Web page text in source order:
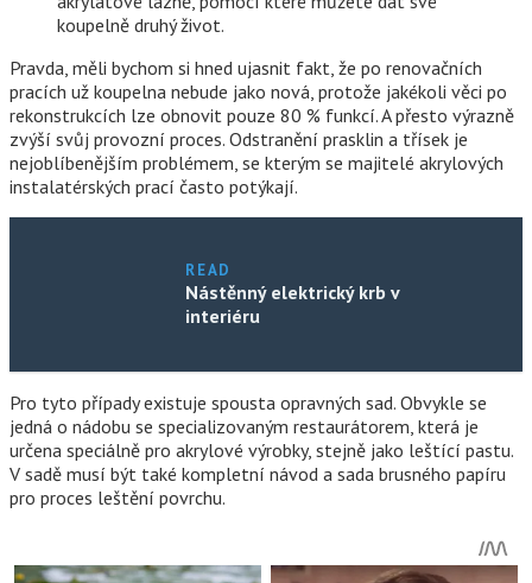
koupelně druhý život.
Pravda, měli bychom si hned ujasnit fakt, že po renovačních
pracích už koupelna nebude jako nová, protože jakékoli věci po
rekonstrukcích lze obnovit pouze 80 % funkcí. A přesto výrazně
zvýší svůj provozní proces. Odstranění prasklin a třísek je
nejoblíbenějším problémem, se kterým se majitelé akrylových
instalatérských prací často potýkají.
READ
Nástěnný elektrický krb v
interiéru
Pro tyto případy existuje spousta opravných sad. Obvykle se
jedná o nádobu se specializovaným restaurátorem, která je
určena speciálně pro akrylové výrobky, stejně jako leštící pastu.
V sadě musí být také kompletní návod a sada brusného papíru
pro proces leštění povrchu.